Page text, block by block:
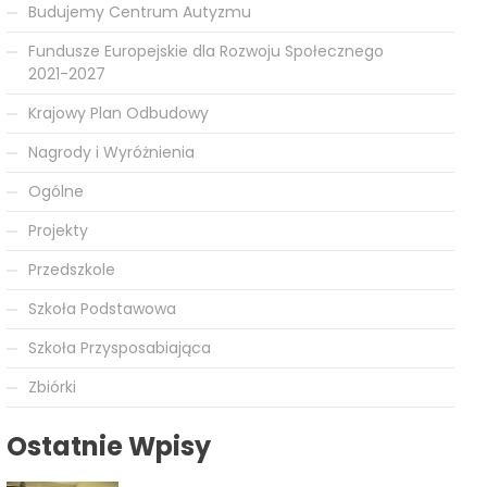
Budujemy Centrum Autyzmu
Fundusze Europejskie dla Rozwoju Społecznego
2021-2027
Krajowy Plan Odbudowy
Nagrody i Wyróżnienia
Ogólne
Projekty
Przedszkole
Szkoła Podstawowa
Szkoła Przysposabiająca
Zbiórki
Ostatnie Wpisy